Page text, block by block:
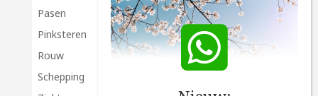
Pasen
Pinksteren
Rouw
Schepping